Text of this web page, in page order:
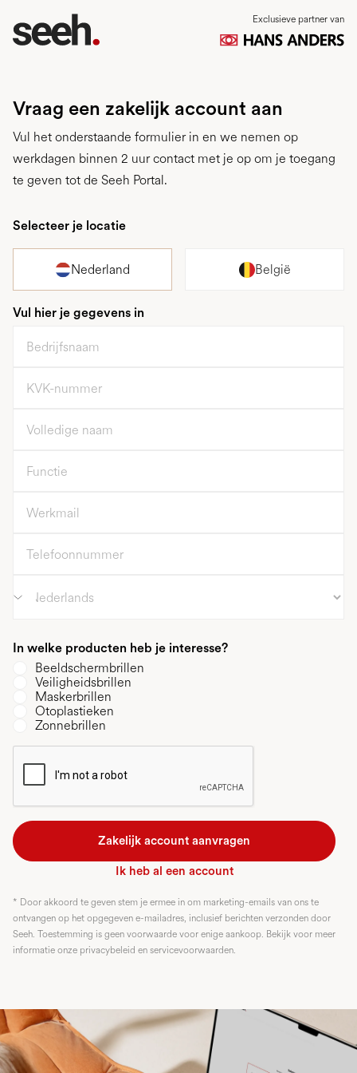
Exclusieve partner van
Vraag een zakelijk account aan
Vul het onderstaande formulier in en we nemen op
werkdagen binnen 2 uur contact met je op om je toegang
te geven tot de Seeh Portal.
Selecteer je locatie
Nederland België
Vul hier je gegevens in
In welke producten heb je interesse?
Beeldschermbrillen
Veiligheidsbrillen
Maskerbrillen
Otoplastieken
Zonnebrillen
Ik heb al een account
* Door akkoord te geven stem je ermee in om marketing-emails van ons te
ontvangen op het opgegeven e-mailadres, inclusief berichten verzonden door
Seeh. Toestemming is geen voorwaarde voor enige aankoop. Bekijk voor meer
informatie onze privacybeleid en servicevoorwaarden.